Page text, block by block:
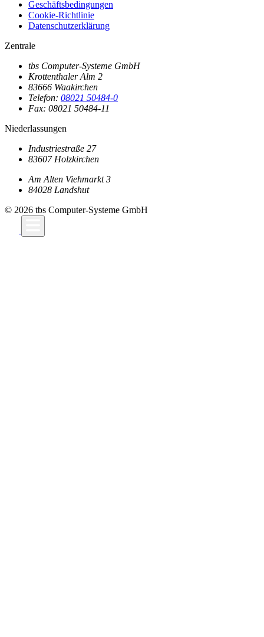
Geschäftsbedingungen
Cookie-Richtlinie
Datenschutzerklärung
Zentrale
tbs Computer-Systeme GmbH
Krottenthaler Alm 2
83666 Waakirchen
Telefon: 08021 50484-0
Fax: 08021 50484-11
Niederlassungen
Industriestraße 27
83607 Holzkirchen
Am Alten Viehmarkt 3
84028 Landshut
© 2026 tbs Computer-Systeme GmbH